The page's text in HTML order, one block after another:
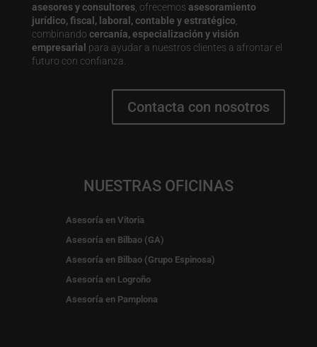
asesores y consultores, ofrecemos asesoramiento
jurídico, fiscal, laboral, contable y estratégico
combinando cercanía, especialización y visión
empresarial para ayudar a nuestros clientes a afrontar el
futuro con confianza.
Contacta con nosotros
NUESTRAS OFICINAS
Asesoría en Vitoria
Asesoría en Bilbao (GA)
Asesoría en Bilbao (Grupo Espinosa)
Asesoría en Logroño
Asesoría en Pamplona